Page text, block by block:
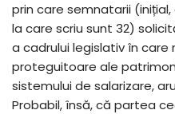
prin care semnatarii
la care scriu sunt 32)
a cadrului legislativ în
proteguitoare ale
sistemului de salarizare,
Probabil, însă, că partea